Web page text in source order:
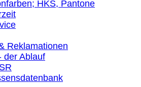
HKS, Pantone
Reklamationen
der Ablauf